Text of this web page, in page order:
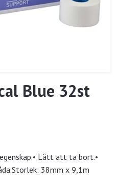
Blue 32st
Lätt att ta bort.•
38mm x 9,1m